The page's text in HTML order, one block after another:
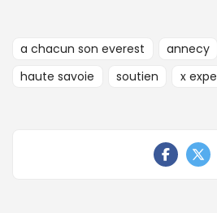
a chacun son everest annecy
haute savoie
soutien x expe